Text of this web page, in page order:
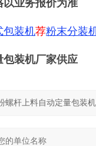
业务报价为准
包装机荐粉末分装
包装机厂家供应